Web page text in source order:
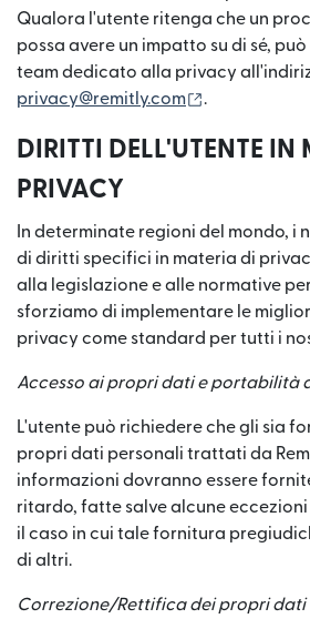
Qualora l'utente ritenga che un
possa avere un impatto su di sé,
team dedicato alla privacy
privacy@remitly.com
.
DIRITTI DELL'UTENTE IN
PRIVACY
In determinate regioni del mondo, i
di diritti specifici in materia di
alla legislazione e alle normative
sforziamo di implementare le
privacy come standard per tutti i
Accesso ai propri dati e portabilità
L'utente può richiedere che gli sia
propri dati personali trattati da
informazioni dovranno essere
ritardo, fatte salve alcune
il caso in cui tale fornitura
di altri.
Correzione/Rettifica dei propri dati